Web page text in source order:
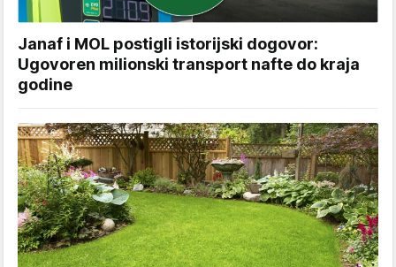
Janaf i MOL postigli istorijski dogovor:
Ugovoren milionski transport nafte do kraja
godine